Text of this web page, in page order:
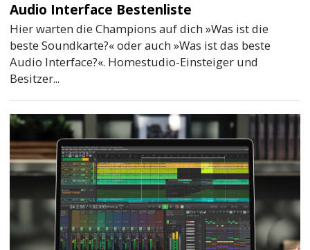
Audio Interface Bestenliste
Hier warten die Champions auf dich »Was ist die
beste Soundkarte?« oder auch »Was ist das beste
Audio Interface?«. Homestudio-Einsteiger und
Besitzer...